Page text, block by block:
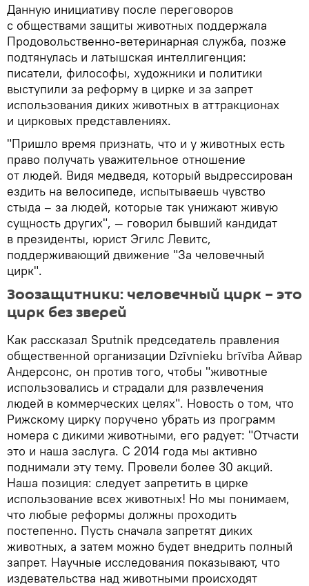
Данную инициативу после переговоров
с обществами защиты животных поддержала
Продовольственно-ветеринарная служба, позже
подтянулась и латышская интеллигенция:
писатели, философы, художники и политики
выступили за реформу в цирке и за запрет
использования диких животных в аттракционах
и цирковых представлениях.
"Пришло время признать, что и у животных есть
право получать уважительное отношение
от людей. Видя медведя, который выдрессирован
ездить на велосипеде, испытываешь чувство
стыда – за людей, которые так унижают живую
сущность других", — говорил бывший кандидат
в президенты, юрист Эгилс Левитс,
поддерживающий движение "За человечный
цирк".
Зоозащитники: человечный цирк – это
цирк без зверей
Как рассказал Sputnik председатель правления
общественной организации Dzīvnieku brīvība Айвар
Андерсонс, он против того, чтобы "животные
использовались и страдали для развлечения
людей в коммерческих целях". Новость о том, что
Рижскому цирку поручено убрать из программ
номера с дикими животными, его радует: "Отчасти
это и наша заслуга. С 2014 года мы активно
поднимали эту тему. Провели более 30 акций.
Наша позиция: следует запретить в цирке
использование всех животных! Но мы понимаем,
что любые реформы должны проходить
постепенно. Пусть сначала запретят диких
животных, а затем можно будет внедрить полный
запрет. Научные исследования показывают, что
издевательства над животными происходят